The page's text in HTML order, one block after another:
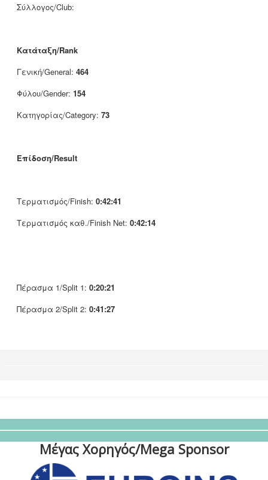
Σύλλογος/Club:
Κατάταξη/Rank
Γενική/General: 464
Φύλου/Gender: 154
Κατηγορίας/Category: 73
Επίδοση/Result
Τερματισμός/Finish: 0:42:41
Τερματισμός καθ./Finish Net: 0:42:14
Πέρασμα 1/Split 1: 0:20:21
Πέρασμα 2/Split 2: 0:41:27
Μέγας Χορηγός/Mega Sponsor